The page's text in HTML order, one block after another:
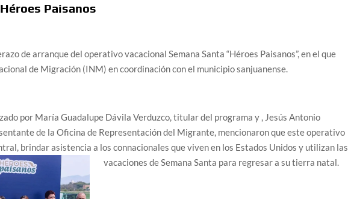
Paisanos
de arranque del operativo vacacional Semana Santa “Héroes Paisanos”, en el que
de Migración (INM) en coordinación con el municipio sanjuanense.
por María Guadalupe Dávila Verduzco, titular del programa y , Jesús Antonio
de la Oficina de Representación del Migrante, mencionaron que este operativo
brindar asistencia a los connacionales que viven en los Estados Unidos y utilizan las
vacaciones de Semana Santa para regresar a su tierra natal.